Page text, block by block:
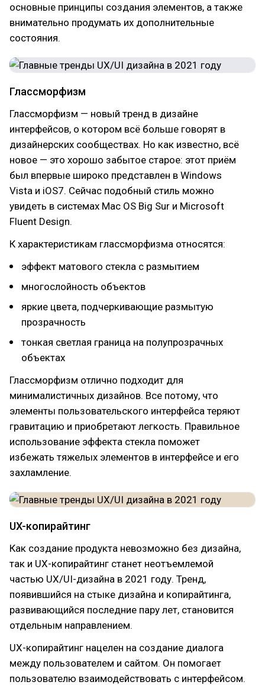
основные принципы создания элементов, а также
внимательно продумать их дополнительные
состояния.
Глассморфизм
Глассморфизм — новый тренд в дизайне
интерфейсов, о котором всё больше говорят в
дизайнерских сообществах. Но как известно, всё
новое — это хорошо забытое старое: этот приём
был впервые широко представлен в Windows
Vista и iOS7. Сейчас подобный стиль можно
увидеть в системах Mac OS Big Sur и Microsoft
Fluent Design.
К характеристикам глассморфизма относятся:
эффект матового стекла с размытием
многослойность объектов
яркие цвета, подчеркивающие размытую
прозрачность
тонкая светлая граница на полупрозрачных
объектах
Глассморфизм отлично подходит для
минималистичных дизайнов. Все потому, что
элементы пользовательского интерфейса теряют
гравитацию и приобретают легкость. Правильное
использование эффекта стекла поможет
избежать тяжелых элементов в интерфейсе и его
захламление.
UX-копирайтинг
Как создание продукта невозможно без дизайна,
так и UX-копирайтинг станет неотъемлемой
частью UX/UI-дизайна в 2021 году. Тренд,
появившийся на стыке дизайна и копирайтинга,
развивающийся последние пару лет, становится
отдельным направлением.
UX-копирайтинг нацелен на создание диалога
между пользователем и сайтом. Он помогает
пользователю взаимодействовать с интерфейсом.